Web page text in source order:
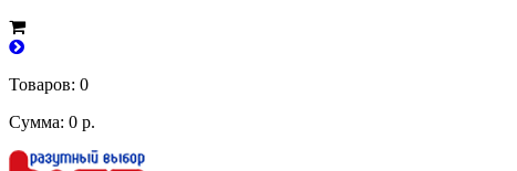
Товаров: 0
Сумма: 0 р.